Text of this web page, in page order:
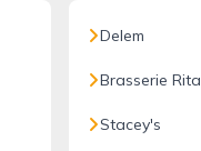
Delem
Brasserie Rita
Stacey's